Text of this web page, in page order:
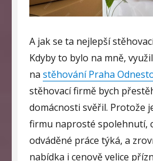
A jak se ta nejlepší
Kdyby to bylo na mně,
na stěhování Praha
stěhovací firmě bych
domácnosti svěřil. Protože
firmu naprosté spolehnutí,
odváděné práce týká, a
nabídka i cenově velice